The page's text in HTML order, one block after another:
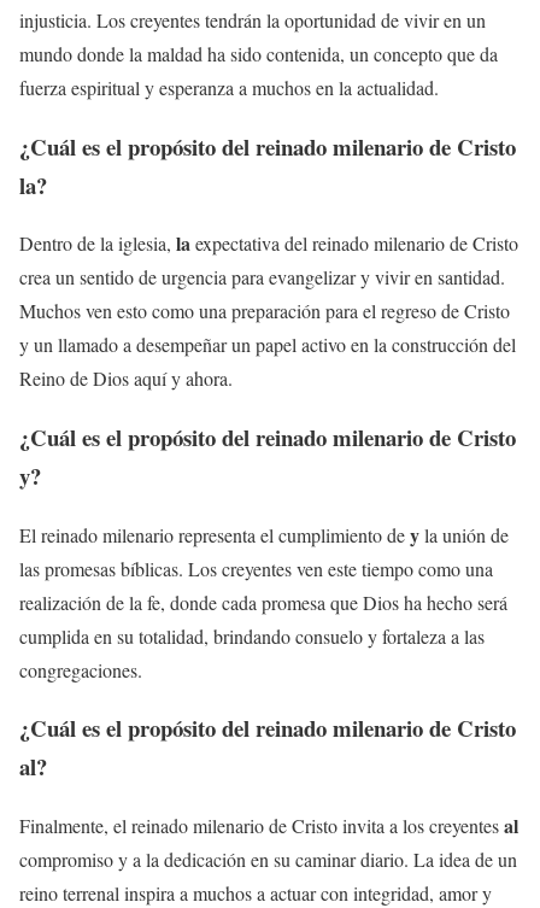
injusticia. Los creyentes tendrán la oportunidad de vivir en un
mundo donde la maldad ha sido contenida, un concepto que da
fuerza espiritual y esperanza a muchos en la actualidad.
¿Cuál es el propósito del reinado milenario de Cristo
la?
Dentro de la iglesia, laexpectativa del reinado milenario de Cristo
crea un sentido de urgencia para evangelizar y vivir en santidad.
Muchos ven esto como una preparación para el regreso de Cristo
y un llamado a desempeñar un papel activo en la construcción del
Reino de Dios aquí y ahora.
¿Cuál es el propósito del reinado milenario de Cristo
y?
El reinado milenario representa el cumplimiento deyla unión de
las promesas bíblicas. Los creyentes ven este tiempo como una
realización de la fe, donde cada promesa que Dios ha hecho será
cumplida en su totalidad, brindando consuelo y fortaleza a las
congregaciones.
¿Cuál es el propósito del reinado milenario de Cristo
al?
Finalmente, el reinado milenario de Cristo invita a los creyentesal
compromiso y a la dedicación en su caminar diario. La idea de un
reino terrenal inspira a muchos a actuar con integridad, amor y